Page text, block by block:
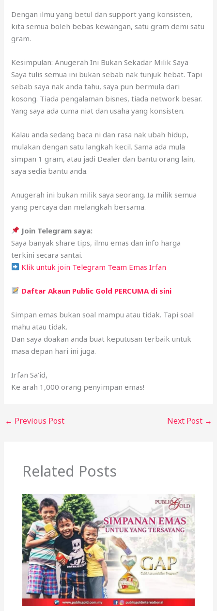
Dengan ilmu yang betul dan support yang konsisten,
kita semua boleh bebas kewangan, satu gram demi satu
gram.
Kesimpulan: Anugerah Ini Bukan Sekadar Milik Saya
Saya tulis semua ini bukan sebab nak tunjuk hebat. Tapi
sebab saya nak anda tahu, saya pun bermula dari
kosong. Tiada pengalaman bisnes, tiada network besar.
Yang saya ada cuma niat dan usaha yang konsisten.
Kalau anda sedang baca ni dan rasa nak ubah hidup,
mulakan dengan satu langkah kecil. Sama ada mula
simpan 1 gram, atau jadi Dealer dan bantu orang lain,
saya sedia bantu anda.
Anugerah ini bukan milik saya seorang. Ia milik semua
yang percaya dan melangkah bersama.
Join Telegram saya:
Saya banyak share tips, ilmu emas dan info harga
terkini secara santai.
Klik untuk join Telegram Team Emas Irfan
Daftar Akaun Public Gold PERCUMA di sini
Simpan emas bukan soal mampu atau tidak. Tapi soal
mahu atau tidak.
Dan saya doakan anda buat keputusan terbaik untuk
masa depan hari ini juga.
Irfan Sa’id,
Ke arah 1,000 orang penyimpan emas!
← Previous Post Next Post →
Related Posts